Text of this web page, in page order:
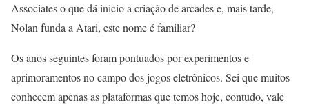
Associates o que dá inicio a criação de arcades e, mais tarde,
Nolan funda a Atari, este nome é familiar?
Os anos seguintes foram pontuados por experimentos e
aprimoramentos no campo dos jogos eletrônicos. Sei que muitos
conhecem apenas as plataformas que temos hoje, contudo, vale